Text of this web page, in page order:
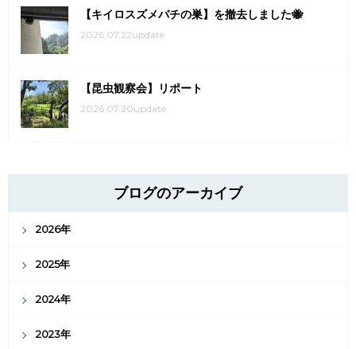
【キイロスズメバチの巣】を撤去しました🐝
2026.07.22update
【昆虫観察会】リポート
2026.07.20update
ブログのアーカイブ
2026年
2025年
2024年
2023年